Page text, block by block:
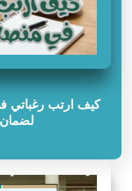
كيف ارتب رغباتي